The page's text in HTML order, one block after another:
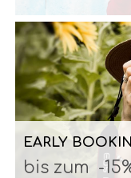
EARLY
bis zum -